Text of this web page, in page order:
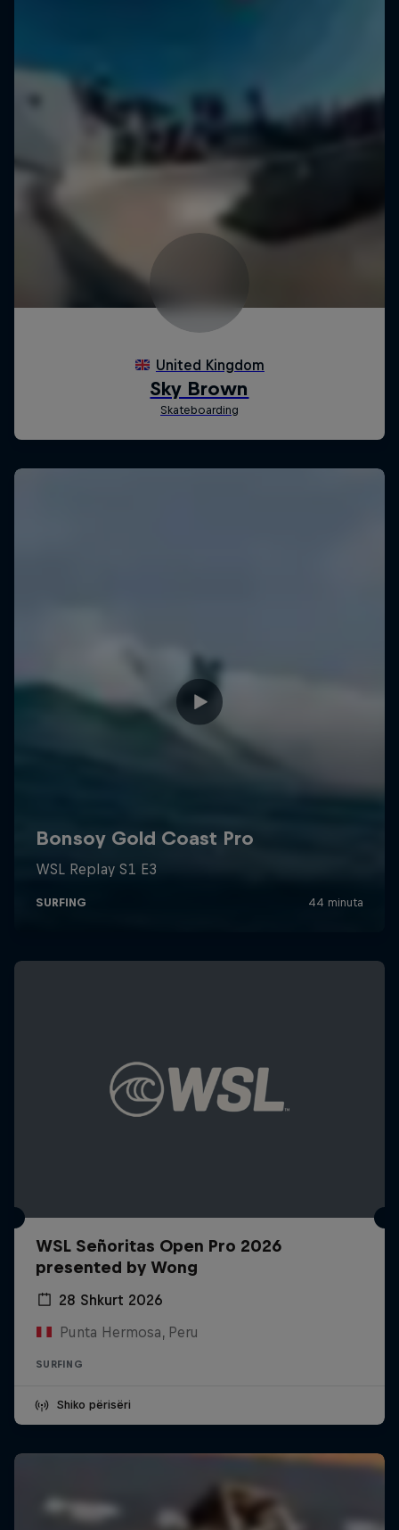
WSL Señoritas Open Pro 2026
presented by Wong
28 Shkurt 2026
Punta Hermosa, Peru
SURFING
Shiko përisëri